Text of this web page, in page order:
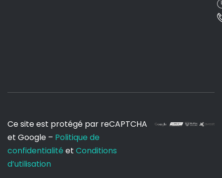
Ce site est protégé par reCAPTCHA
et Google – Politique de
confidentialité et Conditions
d’utilisation